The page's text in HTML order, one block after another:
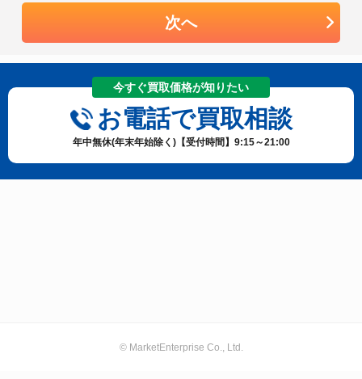
次へ
今すぐ買取価格が知りたい
お電話で買取相談
年中無休(年末年始除く)【受付時間】9:15～21:00
© MarketEnterprise Co., Ltd.